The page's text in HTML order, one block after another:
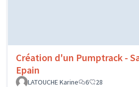
Création d'un Pumptrack -
Epain
LATOUCHE Karine
6 28